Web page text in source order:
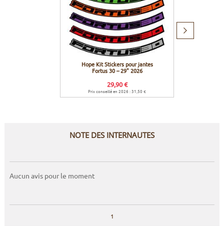
Hope Kit Stickers pour jantes
Fortus 30 – 29" 2026
29,90 €
Prix conseillé en 2026 : 31,50 €
Produit
NOTE DES INTERNAUTES
Aucun avis pour le moment
1